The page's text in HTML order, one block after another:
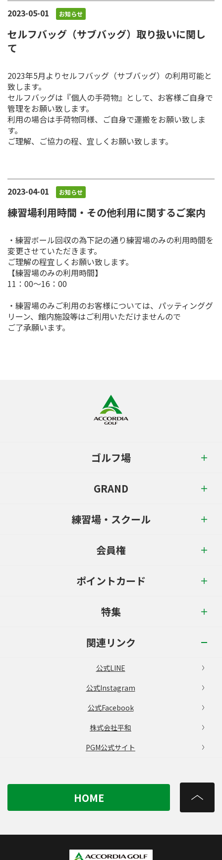
2023-05-01 お知らせ
セルフバッグ（サブバッグ）取り扱いに関し
て
2023年5月よりセルフバッグ（サブバッグ）の利用可能と
致します。
セルフバッグは『個人の手荷物』として、お客様ご自身で
管理をお願い致します。
利用の場合は手荷物同様、ご自身で運搬をお願い致しま
す。
ご理解、ご協力の程、宜しくお願い致します。
2023-04-01 お知らせ
練習場利用時間・その他利用に関するご案内
・練習ボール回収の為下記の通り練習場のみの利用時間を
変更させていただきます。
ご理解の程宜しくお願い致します。
【練習場のみの利用時間】
11：00～16：00
・練習場のみご利用のお客様については、パッティンググ
リーン、館内施設等はご利用いただけませんので
ご了承願います。
ゴルフ場
GRAND
練習場・スクール
会員権
ポイントカード
特集
関連リンク
公式LINE
公式Instagram
公式Facebook
株式会社平和
PGM公式サイト
HOME